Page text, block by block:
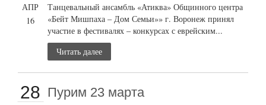
АПР
16
Танцевальный ансамбль «Атиква» Общинного центра
«Бейт Мишпаха – Дом Семьи»» г. Воронеж принял
участие в фестивалях – конкурсах с еврейским...
Читать далее
28 Пурим 23 марта